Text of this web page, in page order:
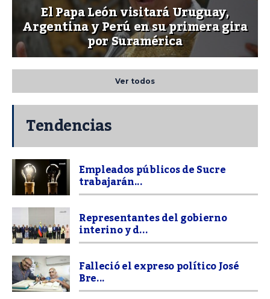
El Papa León visitará Uruguay,
Argentina y Perú en su primera gira
por Suramérica
Ver todos
Tendencias
Empleados públicos de Sucre
trabajarán...
Representantes del gobierno
interino y d...
Falleció el expreso político José
Bre...